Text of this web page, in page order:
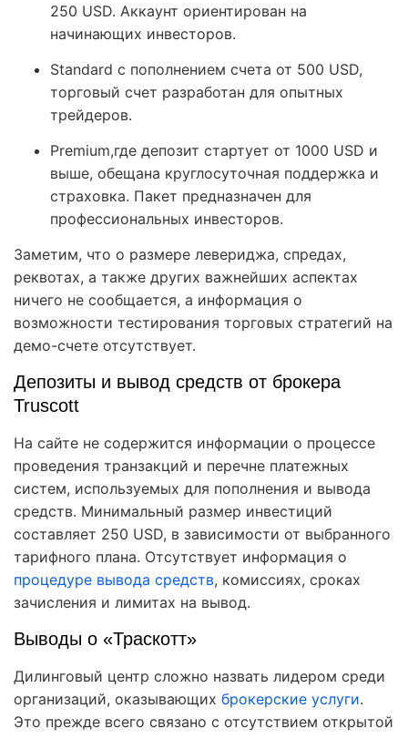
250 USD. Аккаунт ориентирован на
начинающих инвесторов.
Standard с пополнением счета от 500 USD,
торговый счет разработан для опытных
трейдеров.
Premium,где депозит стартует от 1000 USD и
выше, обещана круглосуточная поддержка и
страховка. Пакет предназначен для
профессиональных инвесторов.
Заметим, что о размере левериджа, спредах,
реквотах, а также других важнейших аспектах
ничего не сообщается, а информация о
возможности тестирования торговых стратегий на
демо-счете отсутствует.
Депозиты и вывод средств от брокера
Truscott
На сайте не содержится информации о процессе
проведения транзакций и перечне платежных
систем, используемых для пополнения и вывода
средств. Минимальный размер инвестиций
составляет 250 USD, в зависимости от выбранного
тарифного плана. Отсутствует информация о
процедуре вывода средств, комиссиях, сроках
зачисления и лимитах на вывод.
Выводы о «Траскотт»
Дилинговый центр сложно назвать лидером среди
организаций, оказывающих брокерские услуги.
Это прежде всего связано с отсутствием открытой